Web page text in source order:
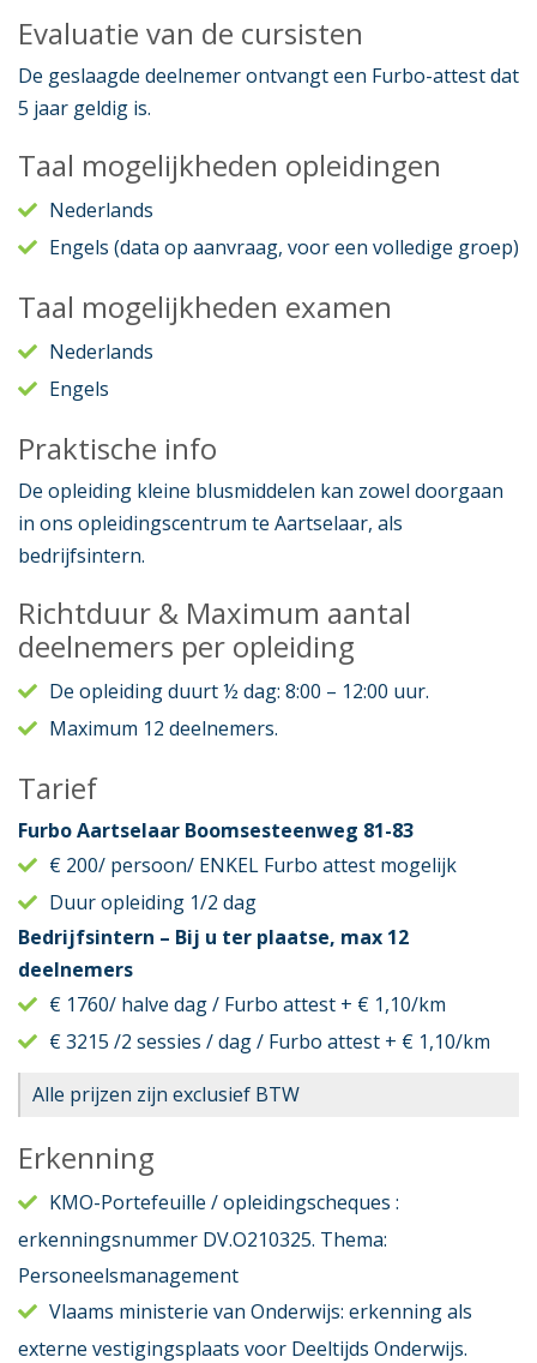
Evaluatie van de cursisten
De geslaagde deelnemer ontvangt een Furbo-attest dat
5 jaar geldig is.
Taal mogelijkheden opleidingen
Nederlands
Engels (data op aanvraag, voor een volledige groep)
Taal mogelijkheden examen
Nederlands
Engels
Praktische info
De opleiding kleine blusmiddelen kan zowel doorgaan
in ons opleidingscentrum te Aartselaar, als
bedrijfsintern.
Richtduur & Maximum aantal
deelnemers per opleiding
De opleiding duurt ½ dag: 8:00 – 12:00 uur.
Maximum 12 deelnemers.
Tarief
Furbo Aartselaar Boomsesteenweg 81-83
€ 200/ persoon/ ENKEL Furbo attest mogelijk
Duur opleiding 1/2 dag
Bedrijfsintern – Bij u ter plaatse, max 12
deelnemers
€ 1760/ halve dag / Furbo attest + € 1,10/km
€ 3215 /2 sessies / dag / Furbo attest + € 1,10/km
Alle prijzen zijn exclusief BTW
Erkenning
KMO-Portefeuille / opleidingscheques :
erkenningsnummer DV.O210325. Thema:
Personeelsmanagement
Vlaams ministerie van Onderwijs: erkenning als
externe vestigingsplaats voor Deeltijds Onderwijs.